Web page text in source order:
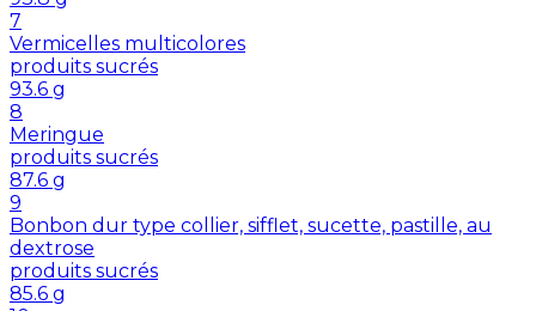
7
Vermicelles multicolores
produits sucrés
93.6 g
8
Meringue
produits sucrés
87.6 g
9
Bonbon dur type collier, sifflet, sucette, pastille, au
dextrose
produits sucrés
85.6 g